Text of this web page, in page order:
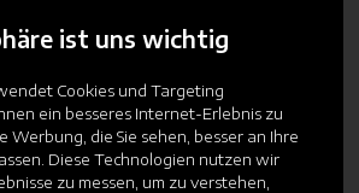
ist uns wichtig
Cookies und Targeting
ein besseres Internet-Erlebnis zu
Werbung, die Sie sehen, besser an Ihre
Diese Technologien nutzen wir
zu messen, um zu verstehen,